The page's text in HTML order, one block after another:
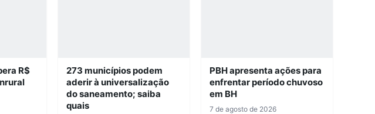
R$
273 municípios podem
aderir à universalização
do saneamento; saiba
quais
PBH apresenta ações para
enfrentar período chuvoso
em BH
7 de agosto de 2026